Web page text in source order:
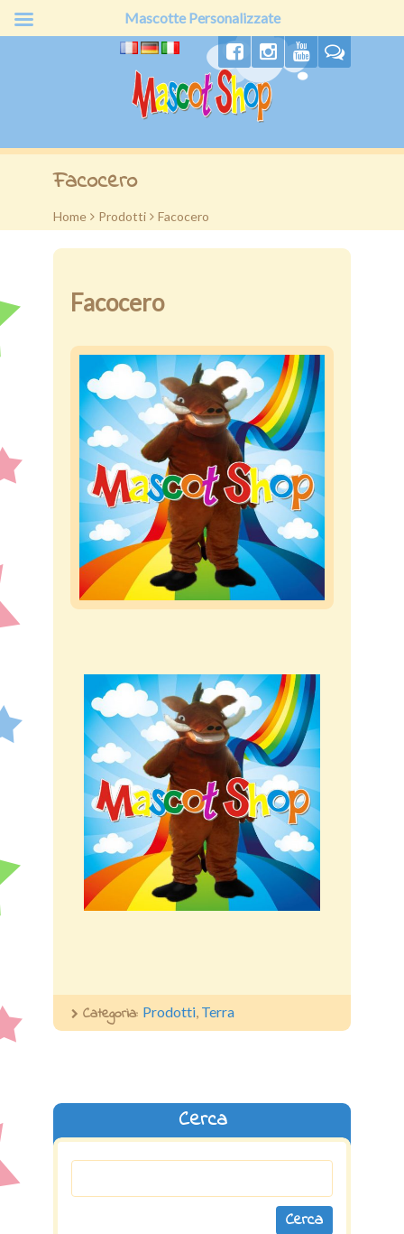
Home
Offerte
Preventivo
Clienti
Blog
Contatti
Peluches
Gadget
Facocero
Home > Prodotti > Facocero
Facocero
Categoria: Prodotti, Terra
Cerca
Mascotte Personalizzate